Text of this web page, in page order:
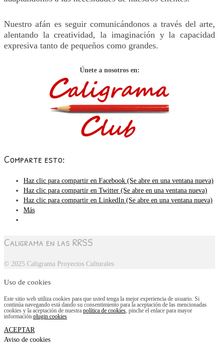
Nuestro afán es seguir comunicándonos a través del arte,
alentando la creatividad, la imaginación y la capacidad
expresiva tanto de pequeños como grandes.
Únete a nosotros en:
Comparte esto:
Haz clic para compartir en Facebook (Se abre en una ventana nueva)
Haz clic para compartir en Twitter (Se abre en una ventana nueva)
Haz clic para compartir en LinkedIn (Se abre en una ventana nueva)
Más
Caligrama en las RRSS
© 2025 Caligrama Proyectos Culturales
Uso de cookies
Este sitio web utiliza cookies para que usted tenga la mejor experiencia de usuario. Si
continúa navegando está dando su consentimiento para la aceptación de las mencionadas
cookies y la aceptación de nuestra política de cookies, pinche el enlace para mayor
información.plugin cookies
ACEPTAR
Aviso de cookies